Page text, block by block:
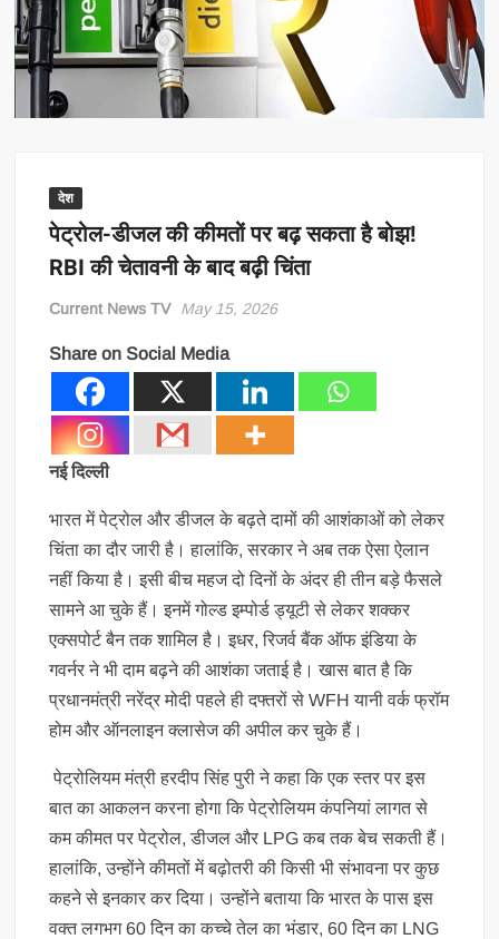
देश
पेट्रोल-डीजल की कीमतों पर बढ़ सकता है बोझ!
RBI की चेतावनी के बाद बढ़ी चिंता
Current News TV May 15, 2026
Share on Social Media
नई दिल्ली
भारत में पेट्रोल और डीजल के बढ़ते दामों की आशंकाओं को लेकर
चिंता का दौर जारी है। हालांकि, सरकार ने अब तक ऐसा ऐलान
नहीं किया है। इसी बीच महज दो दिनों के अंदर ही तीन बड़े फैसले
सामने आ चुके हैं। इनमें गोल्ड इम्पोर्ड ड्यूटी से लेकर शक्कर
एक्सपोर्ट बैन तक शामिल है। इधर, रिजर्व बैंक ऑफ इंडिया के
गवर्नर ने भी दाम बढ़ने की आशंका जताई है। खास बात है कि
प्रधानमंत्री नरेंद्र मोदी पहले ही दफ्तरों से WFH यानी वर्क फ्रॉम
होम और ऑनलाइन क्लासेज की अपील कर चुके हैं।
पेट्रोलियम मंत्री हरदीप सिंह पुरी ने कहा कि एक स्तर पर इस
बात का आकलन करना होगा कि पेट्रोलियम कंपनियां लागत से
कम कीमत पर पेट्रोल, डीजल और LPG कब तक बेच सकती हैं।
हालांकि, उन्होंने कीमतों में बढ़ोतरी की किसी भी संभावना पर कुछ
कहने से इनकार कर दिया। उन्होंने बताया कि भारत के पास इस
वक्त लगभग 60 दिन का कच्चे तेल का भंडार, 60 दिन का LNG